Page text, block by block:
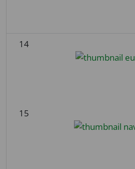
14
15